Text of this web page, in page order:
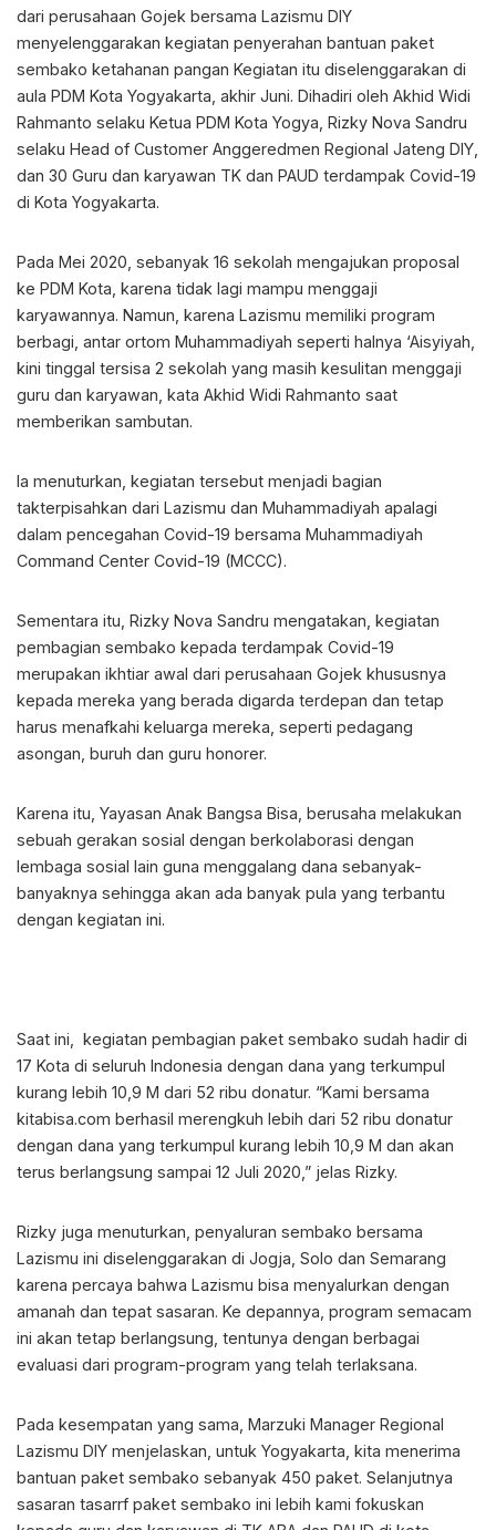
dari perusahaan Gojek bersama Lazismu DIY
menyelenggarakan kegiatan penyerahan bantuan paket
sembako ketahanan pangan Kegiatan itu diselenggarakan di
aula PDM Kota Yogyakarta, akhir Juni. Dihadiri oleh Akhid Widi
Rahmanto selaku Ketua PDM Kota Yogya, Rizky Nova Sandru
selaku Head of Customer Anggeredmen Regional Jateng DIY,
dan 30 Guru dan karyawan TK dan PAUD terdampak Covid-19
di Kota Yogyakarta.
Pada Mei 2020, sebanyak 16 sekolah mengajukan proposal
ke PDM Kota, karena tidak lagi mampu menggaji
karyawannya. Namun, karena Lazismu memiliki program
berbagi, antar ortom Muhammadiyah seperti halnya ‘Aisyiyah,
kini tinggal tersisa 2 sekolah yang masih kesulitan menggaji
guru dan karyawan, kata Akhid Widi Rahmanto saat
memberikan sambutan.
Ia menuturkan, kegiatan tersebut menjadi bagian
takterpisahkan dari Lazismu dan Muhammadiyah apalagi
dalam pencegahan Covid-19 bersama Muhammadiyah
Command Center Covid-19 (MCCC).
Sementara itu, Rizky Nova Sandru mengatakan, kegiatan
pembagian sembako kepada terdampak Covid-19
merupakan ikhtiar awal dari perusahaan Gojek khususnya
kepada mereka yang berada digarda terdepan dan tetap
harus menafkahi keluarga mereka, seperti pedagang
asongan, buruh dan guru honorer.
Karena itu, Yayasan Anak Bangsa Bisa, berusaha melakukan
sebuah gerakan sosial dengan berkolaborasi dengan
lembaga sosial lain guna menggalang dana sebanyak-
banyaknya sehingga akan ada banyak pula yang terbantu
dengan kegiatan ini.
Saat ini, kegiatan pembagian paket sembako sudah hadir di
17 Kota di seluruh Indonesia dengan dana yang terkumpul
kurang lebih 10,9 M dari 52 ribu donatur. “Kami bersama
kitabisa.com berhasil merengkuh lebih dari 52 ribu donatur
dengan dana yang terkumpul kurang lebih 10,9 M dan akan
terus berlangsung sampai 12 Juli 2020,” jelas Rizky.
Rizky juga menuturkan, penyaluran sembako bersama
Lazismu ini diselenggarakan di Jogja, Solo dan Semarang
karena percaya bahwa Lazismu bisa menyalurkan dengan
amanah dan tepat sasaran. Ke depannya, program semacam
ini akan tetap berlangsung, tentunya dengan berbagai
evaluasi dari program-program yang telah terlaksana.
Pada kesempatan yang sama, Marzuki Manager Regional
Lazismu DIY menjelaskan, untuk Yogyakarta, kita menerima
bantuan paket sembako sebanyak 450 paket. Selanjutnya
sasaran tasarrf paket sembako ini lebih kami fokuskan